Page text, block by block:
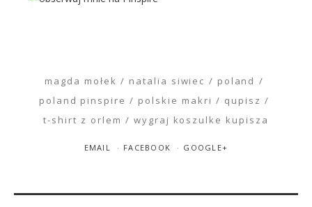
magda mołek natalia siwiec
poland
poland pinspire
polskie makri
qupisz
t-shirt z orlem
wygraj koszulke kupisza
EMAIL FACEBOOK GOOGLE+